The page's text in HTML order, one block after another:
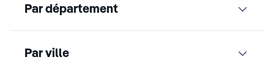
Par département
Par ville